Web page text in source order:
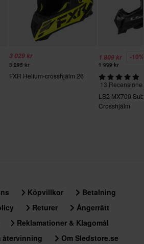
330 x 405 x 315 mm
317 x 396 x 314 mm
3 029 kr
3 295 kr
FXR Helium-crosshjälm 26
1 809 kr -10%
1 999 kr
13 Recensioner
LS2 MX700
Crosshjälm
Köpvillkor
Betalning
Returer
Ångerrätt
Reklamationer & Klagomål
återvinning
Om Sledstore.se